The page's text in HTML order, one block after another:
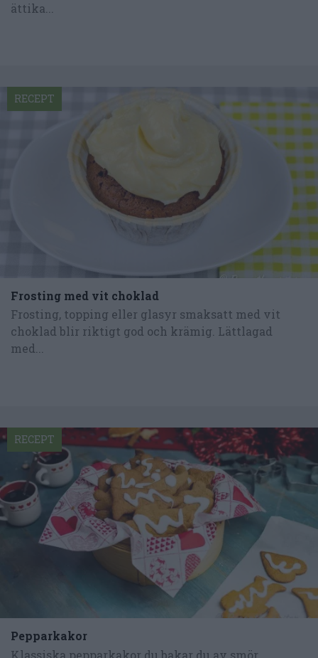
ättika...
Frosting med vit choklad
Frosting, topping eller glasyr smaksatt med vit
choklad blir riktigt god och krämig. Lättlagad
med...
RECEPT
Pepparkakor
Klassiska pepparkakor du bakar du av smör,
RECEPT